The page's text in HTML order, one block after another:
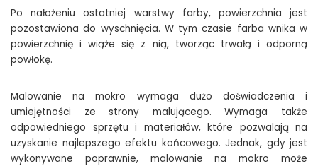
Po nałożeniu ostatniej warstwy farby, powierzchnia jest
pozostawiona do wyschnięcia. W tym czasie farba wnika w
powierzchnię i wiąże się z nią, tworząc trwałą i odporną
powłokę.
Malowanie na mokro wymaga dużo doświadczenia i
umiejętności ze strony malującego. Wymaga także
odpowiedniego sprzętu i materiałów, które pozwalają na
uzyskanie najlepszego efektu końcowego. Jednak, gdy jest
wykonywane poprawnie, malowanie na mokro może